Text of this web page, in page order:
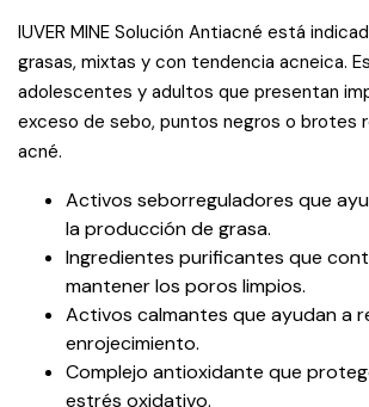
IUVER MINE Solución Antiacné está
grasas, mixtas y con tendencia acneica.
adolescentes y adultos que presentan
exceso de sebo, puntos negros o brotes
acné.
Activos seborreguladores que
la producción de grasa.
Ingredientes purificantes que
mantener los poros limpios.
Activos calmantes que ayudan a
enrojecimiento.
Complejo antioxidante que
estrés oxidativo.